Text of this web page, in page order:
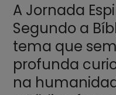
A Jornada
Segundo a
tema que
profunda
na